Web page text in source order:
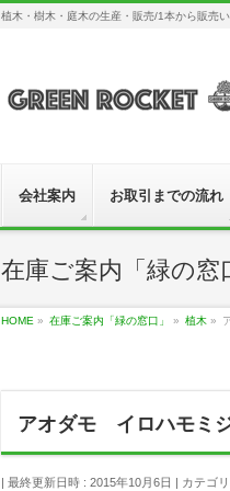
植木・樹木・庭木の生産・販売/1本から販売
会社案内 お取引までの流れ
在庫ご案内「緑の窓
HOME » 在庫ご案内「緑の窓口」 » 植木 »
アオダモ イロハモミ
最終更新日時 : 2015年10月6日 カテゴ